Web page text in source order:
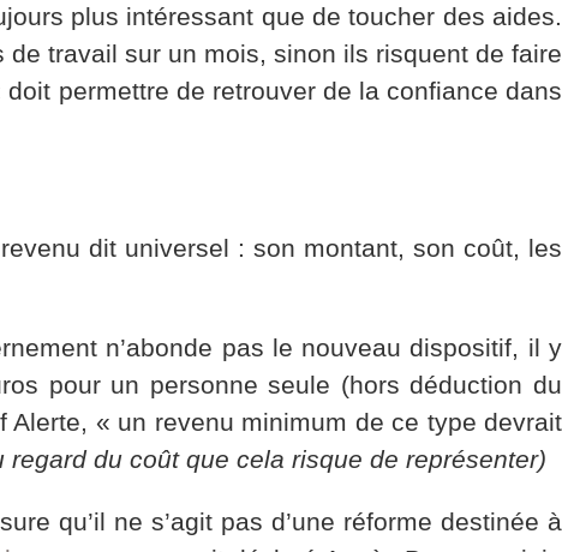
plus intéressant que de toucher des aides.
travail sur un mois, sinon ils risquent de faire
permettre de retrouver de la confiance dans
dit universel : son montant, son coût, les
n’abonde pas le nouveau dispositif, il y
pour un personne seule (hors déduction du
« un revenu minimum de ce type devrait
regard du coût que cela risque de représenter)
qu’il ne s’agit pas d’une réforme destinée à